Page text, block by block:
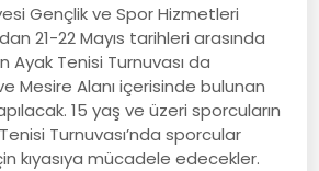
Gençlik ve Spor Hizmetleri
21-22 Mayıs tarihleri arasında
Ayak Tenisi Turnuvası da
Mesire Alanı içerisinde bulunan
15 yaş ve üzeri sporcuların
Turnuvası’nda sporcular
kıyasıya mücadele edecekler.